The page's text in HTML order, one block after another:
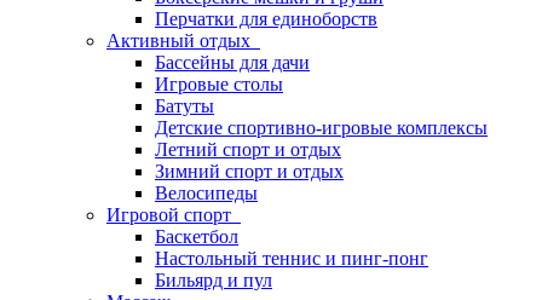
Перчатки для единоборств
Активный отдых
Бассейны для дачи
Игровые столы
Батуты
Детские спортивно-игровые комплексы
Летний спорт и отдых
Зимний спорт и отдых
Велосипеды
Игровой спорт
Баскетбол
Настольный теннис и пинг-понг
Бильярд и пул